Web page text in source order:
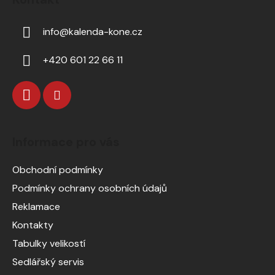
info@kalenda-kone.cz
+420 601 22 66 11
Obchodní podmínky
Podmínky ochrany osobních údajů
Reklamace
Kontakty
Tabulky velikostí
Sedlářský servis